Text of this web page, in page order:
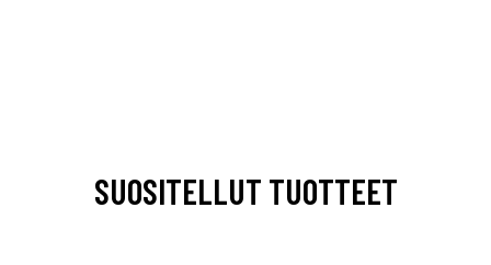
SUOSITELLUT TUOTTEET